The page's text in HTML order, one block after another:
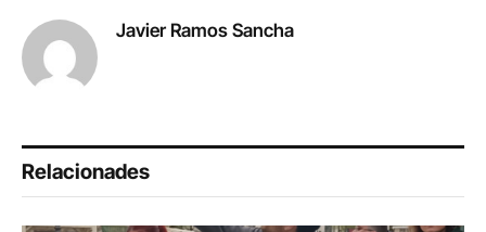
Javier Ramos Sancha
Relacionades